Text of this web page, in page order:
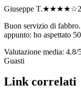
Giuseppe T.★★★★☆
Buon servizio di
appunto: ho aspettato
Valutazione media:
Guasti
Link correlati